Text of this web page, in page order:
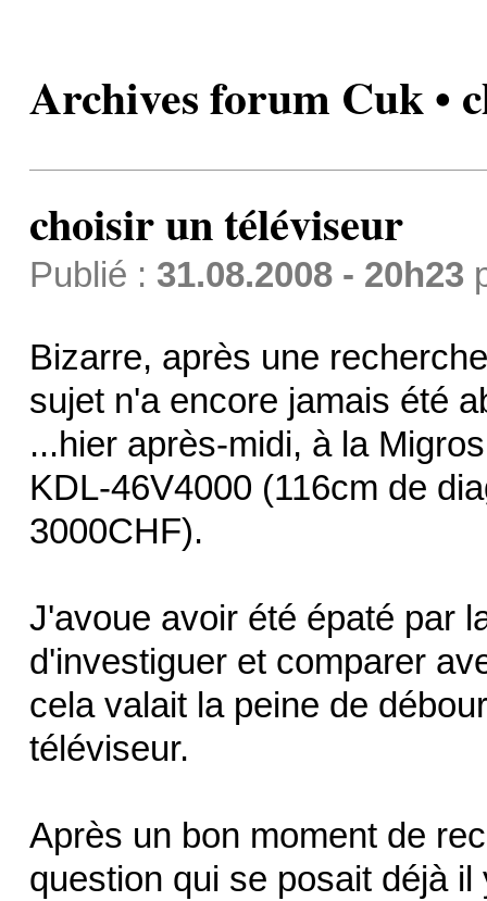
Archives forum Cuk •
choisir un téléviseur
Publié : 31.08.2008 - 20h23
Bizarre, après une
sujet n'a encore jamais été
...hier après-midi, à la
KDL-46V4000 (116cm de
3000CHF).
J'avoue avoir été épaté par
d'investiguer et comparer
cela valait la peine de
téléviseur.
Après un bon moment de
question qui se posait déjà